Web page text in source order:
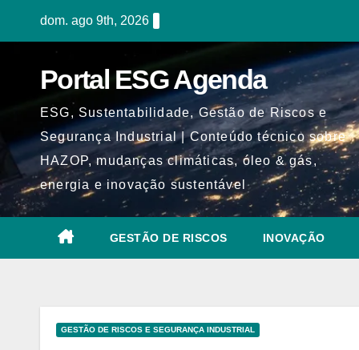
dom. ago 9th, 2026
Portal ESG Agenda
ESG, Sustentabilidade, Gestão de Riscos e
Segurança Industrial | Conteúdo técnico sobre
HAZOP, mudanças climáticas, óleo & gás,
energia e inovação sustentável
GESTÃO DE RISCOS INOVAÇÃO
GESTÃO DE RISCOS E SEGURANÇA INDUSTRIAL